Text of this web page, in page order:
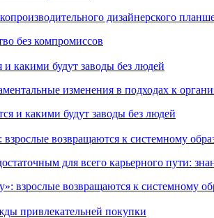
дизайнерского
и какими будут заводы без людей
изменения в подходах к
взрослые возвращаются к системному
для всего карьерного пути:
привлекательней покупки